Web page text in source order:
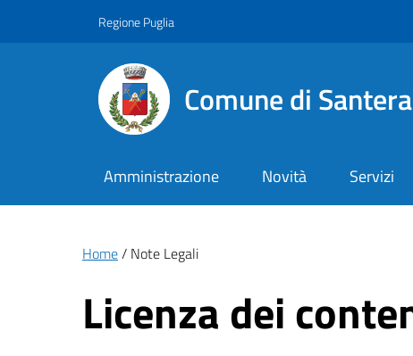
Regione Puglia
Comune di
Amministrazione Novità Servizi
Briciole di pane
Home Note Legali
Testo introduttivo
Licenza dei